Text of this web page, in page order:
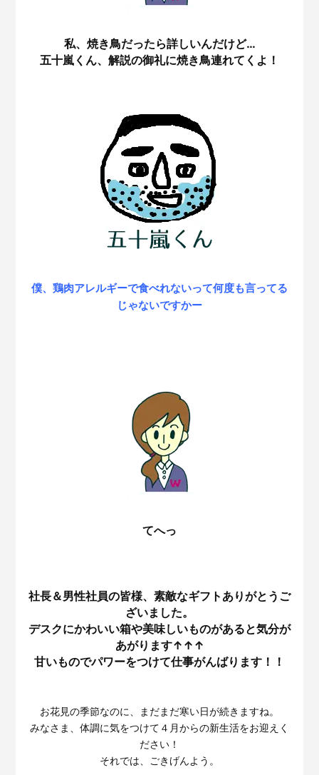
私、焼き鳥だったら詳しいんだけど…
五十嵐くん、解説の御礼に焼き鳥連れてくよ！
僕、鶏肉アレルギーで食べれないって何度も言ってる
じゃないですかー
てへっ
社長＆男性社員の皆様、素敵なギフトありがとうご
ざいました。
デスクにかわいい箱や美味しいものがあると気分が
あがります↑↑↑
甘いものでパワーをつけて仕事がんばります！！
お花見の季節なのに、まだまだ寒い日が続きますね。
みなさま、体調に気をつけて４月からの新生活をお迎えく
ださい！
それでは、ごきげんよう。